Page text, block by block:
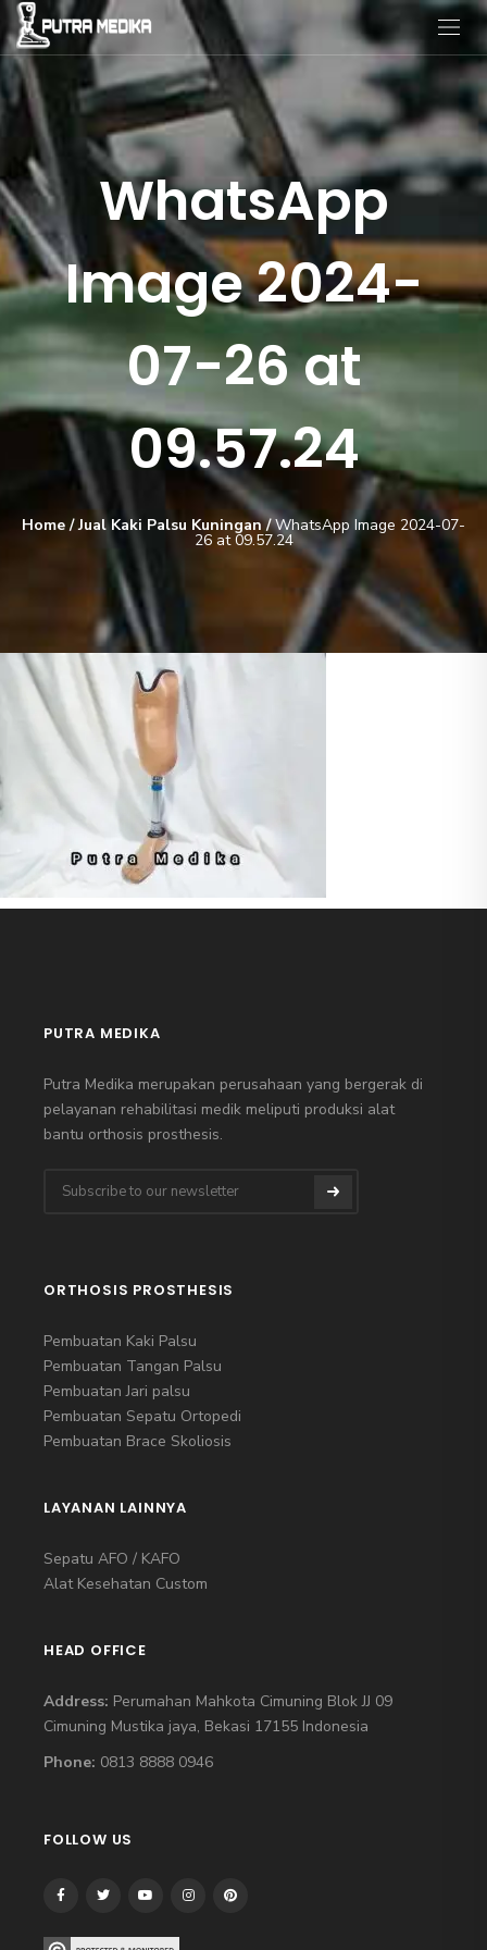
WhatsApp
Image 2024-
07-26 at
09.57.24
Home /Jual Kaki Palsu Kuningan/WhatsApp Image 2024-07-
26 at 09.57.24
PUTRA MEDIKA
Putra Medika merupakan perusahaan yang bergerak di
pelayanan rehabilitasi medik meliputi produksi alat
bantu orthosis prosthesis.
ORTHOSIS PROSTHESIS
Pembuatan Kaki Palsu
Pembuatan Tangan Palsu
Pembuatan Jari palsu
Pembuatan Sepatu Ortopedi
Pembuatan Brace Skoliosis
LAYANAN LAINNYA
Sepatu AFO / KAFO
Alat Kesehatan Custom
HEAD OFFICE
Address: Perumahan Mahkota Cimuning Blok JJ 09
Cimuning Mustika jaya, Bekasi 17155 Indonesia
Phone: 0813 8888 0946
FOLLOW US